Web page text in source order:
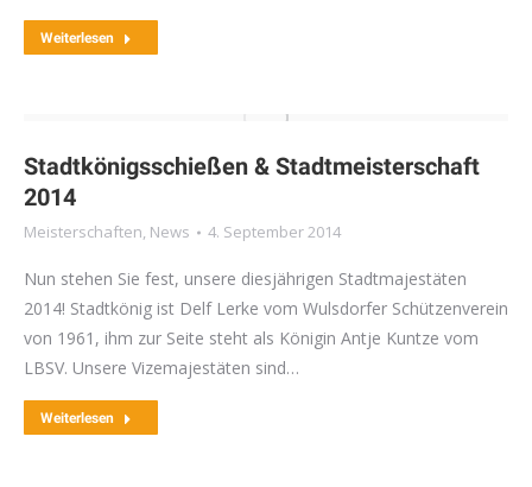
Weiterlesen
Stadtkönigsschießen & Stadtmeisterschaft
2014
Meisterschaften, News 4. September 2014
Nun stehen Sie fest, unsere diesjährigen Stadtmajestäten
2014! Stadtkönig ist Delf Lerke vom Wulsdorfer Schützenverein
von 1961, ihm zur Seite steht als Königin Antje Kuntze vom
LBSV. Unsere Vizemajestäten sind…
Weiterlesen